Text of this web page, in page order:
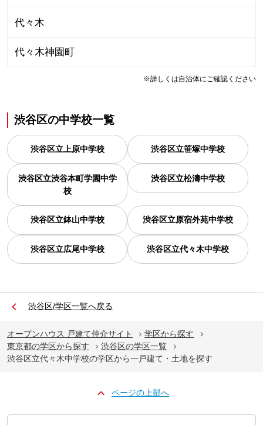
代々木
代々木神園町
※詳しくは自治体にご確認ください
渋谷区の中学校一覧
渋谷区立上原中学校 渋谷区立笹塚中学校
渋谷区立渋谷本町学園中学
校
渋谷区立松濤中学校
渋谷区立鉢山中学校 渋谷区立原宿外苑中学校
渋谷区立広尾中学校 渋谷区立代々木中学校
渋谷区/学区一覧へ戻る
オープンハウス 戸建て仲介サイト
学区から探す
東京都の学区から探す
渋谷区の学区一覧
渋谷区立代々木中学校の学区から一戸建て・土地を探す
ページの上部へ